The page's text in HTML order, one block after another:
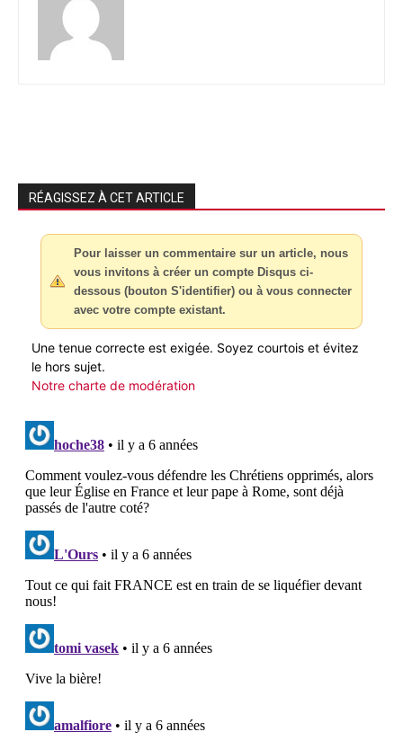
RÉAGISSEZ À CET ARTICLE
Pour laisser un commentaire sur un article, nous
vous invitons à créer un compte Disqus ci-
dessous (bouton S'identifier) ou à vous connecter
avec votre compte existant.
Une tenue correcte est exigée. Soyez courtois et évitez
le hors sujet.
Notre charte de modération